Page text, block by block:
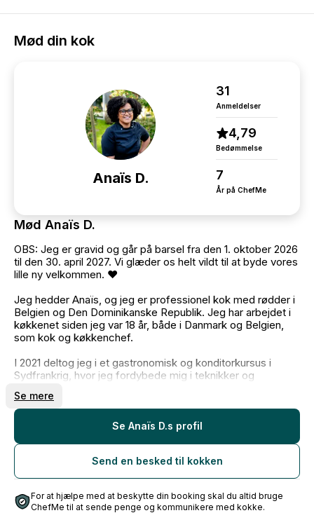
Mød din kok
Anaïs D.
31
Anmeldelser
4,79
Bedømmelse
7
År på ChefMe
Mød Anaïs D.
OBS: Jeg er gravid og går på barsel fra den 1. oktober 2026
til den 30. april 2027. Vi glæder os helt vildt til at byde vores
lille ny velkommen. ❤️
Jeg hedder Anaïs, og jeg er professionel kok med rødder i
Belgien og Den Dominikanske Republik. Jeg har arbejdet i
køkkenet siden jeg var 18 år, både i Danmark og Belgien,
som kok og køkkenchef.
I 2021 deltog jeg i et gastronomisk og konditorkursus i
Sydfrankrig, hvor jeg fordybede mig i teknikker og
I dag driver jeg Anaïs Dining og arbejder som privat kok og
caterer. Jeg skaber personlige madoplevelser fra bunden
med friske råvarer, inspireret af det sydeuropæiske,
caribiske og danske køkken.
Mit fokus er smag, kvalitet og en nærværende oplevelse
jeres ønsker og tilbyder også løsninger til særlige
Se mere
Se Anaïs D.s profil
Send en besked til kokken
For at hjælpe med at beskytte din booking skal du altid bruge
ChefMe til at sende penge og kommunikere med kokke.